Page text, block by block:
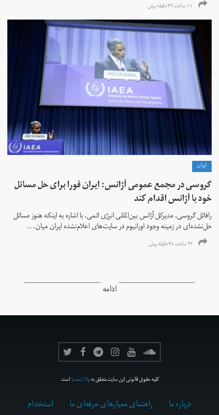
۱۱ ساعت ۴۹ دقیقه پیش
ايران
گروسی در مجمع عمومی آژانس: ایران فورا برای حل مسائل
خود با آژانس اقدام کند
رافائل گروسی، مدیرکل آژانس بین‌المللی انرژی اتمی، با اشاره به اینکه هنوز مسائل
حل‌نشده‌ای در زمینه وجود اورانیوم در سایت‌های اعلام‌نشده ایران میان...
۲۲ ساعت ۴۸ دقیقه پیش
ادامه
کلیه حقوق قانونی این سایت متعلق بهولانت‌مدیااست.
درباره ما راهنمای معیارهای حرفه‌ای ما استخدام